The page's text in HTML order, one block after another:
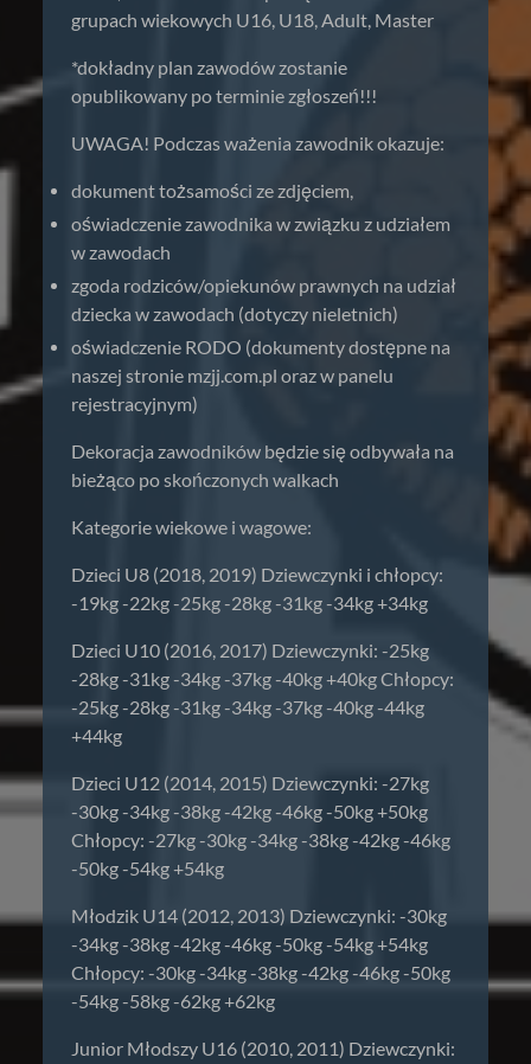
grupach wiekowych U16, U18, Adult, Master
*dokładny plan zawodów zostanie
opublikowany po terminie zgłoszeń!!!
UWAGA! Podczas ważenia zawodnik okazuje:
dokument tożsamości ze zdjęciem,
oświadczenie zawodnika w związku z udziałem
w zawodach
zgoda rodziców/opiekunów prawnych na udział
dziecka w zawodach (dotyczy nieletnich)
oświadczenie RODO (dokumenty dostępne na
naszej stronie mzjj.com.pl oraz w panelu
rejestracyjnym)
Dekoracja zawodników będzie się odbywała na
bieżąco po skończonych walkach
Kategorie wiekowe i wagowe:
Dzieci U8 (2018, 2019) Dziewczynki i chłopcy:
-19kg -22kg -25kg -28kg -31kg -34kg +34kg
Dzieci U10 (2016, 2017) Dziewczynki: -25kg
-28kg -31kg -34kg -37kg -40kg +40kg Chłopcy:
-25kg -28kg -31kg -34kg -37kg -40kg -44kg
+44kg
Dzieci U12 (2014, 2015) Dziewczynki: -27kg
-30kg -34kg -38kg -42kg -46kg -50kg +50kg
Chłopcy: -27kg -30kg -34kg -38kg -42kg -46kg
-50kg -54kg +54kg
Młodzik U14 (2012, 2013) Dziewczynki: -30kg
-34kg -38kg -42kg -46kg -50kg -54kg +54kg
Chłopcy: -30kg -34kg -38kg -42kg -46kg -50kg
-54kg -58kg -62kg +62kg
Junior Młodszy U16 (2010, 2011) Dziewczynki: